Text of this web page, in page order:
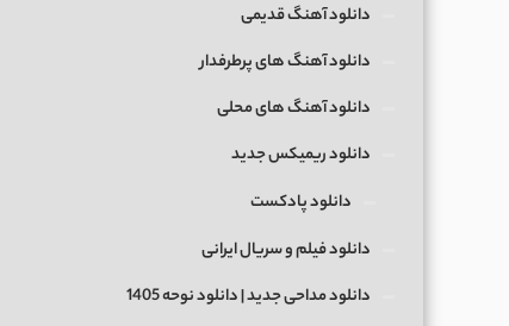
دانلود آهنگ قدیمی
دانلود آهنگ های پرطرفدار
دانلود آهنگ های محلی
دانلود ریمیکس جدید
دانلود پادکست
دانلود فیلم و سریال ایرانی
دانلود مداحی جدید | دانلود نوحه 1405